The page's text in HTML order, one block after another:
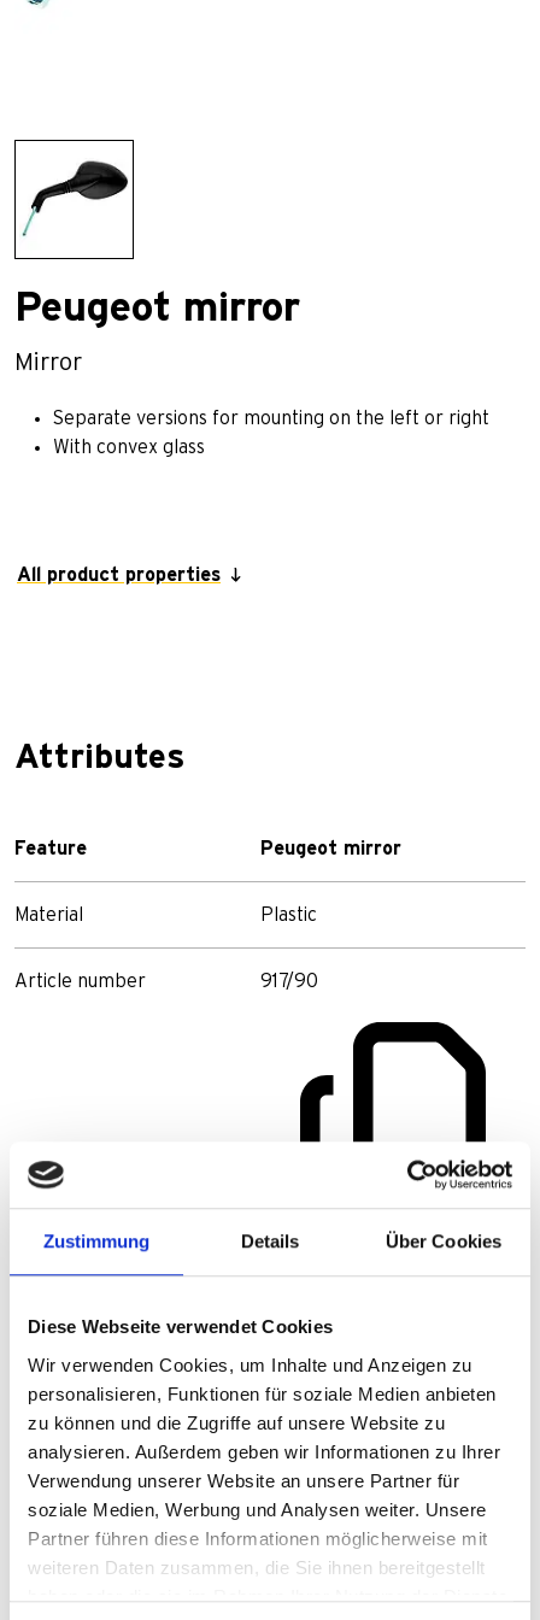
Zustimmung Details Über Cookies
Diese Webseite verwendet Cookies
Wir verwenden Cookies, um Inhalte und Anzeigen zu
personalisieren, Funktionen für soziale Medien anbieten
zu können und die Zugriffe auf unsere Website zu
analysieren. Außerdem geben wir Informationen zu Ihrer
Verwendung unserer Website an unsere Partner für
soziale Medien, Werbung und Analysen weiter. Unsere
Partner führen diese Informationen möglicherweise mit
weiteren Daten zusammen, die Sie ihnen bereitgestellt
haben oder die sie im Rahmen Ihrer Nutzung der Dienste
Peugeot mirror
Mirror
Separate versions for mounting on the left or right
With convex glass
All product properties
Attributes
Feature Peugeot mirror
Material Plastic
Article number 917/90